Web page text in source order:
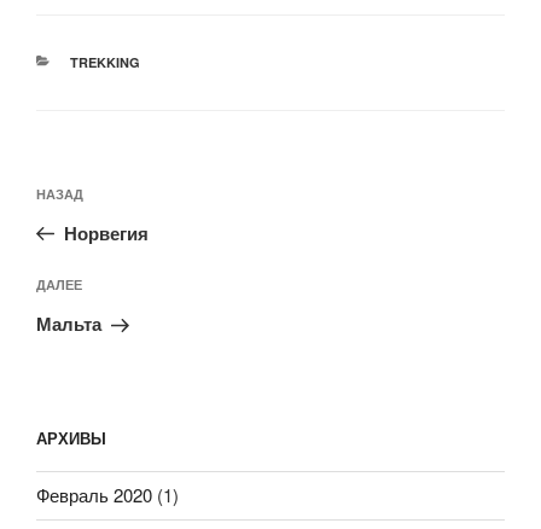
РУБРИКИ
TREKKING
по
записям
Предыдущая
запись:
НАЗАД
Норвегия
Следующая
запись
ДАЛЕЕ
Мальта
АРХИВЫ
Февраль 2020 (1)